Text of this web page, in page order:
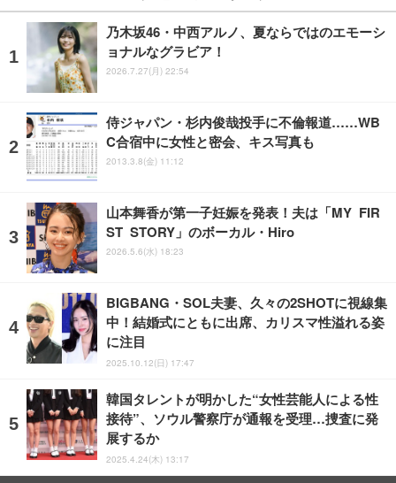
乃木坂46・中西アルノ、夏ならではのエモーシ
ョナルなグラビア！
2026.7.27(月) 22:54
侍ジャパン・杉内俊哉投手に不倫報道……WB
C合宿中に女性と密会、キス写真も
2013.3.8(金) 11:12
山本舞香が第一子妊娠を発表！夫は「MY FIR
ST STORY」のボーカル・Hiro
2026.5.6(水) 18:23
BIGBANG・SOL夫妻、久々の2SHOTに視線集
中！結婚式にともに出席、カリスマ性溢れる姿
に注目
2025.10.12(日) 17:47
韓国タレントが明かした“女性芸能人による性
接待”、ソウル警察庁が通報を受理…捜査に発
展するか
2025.4.24(木) 13:17